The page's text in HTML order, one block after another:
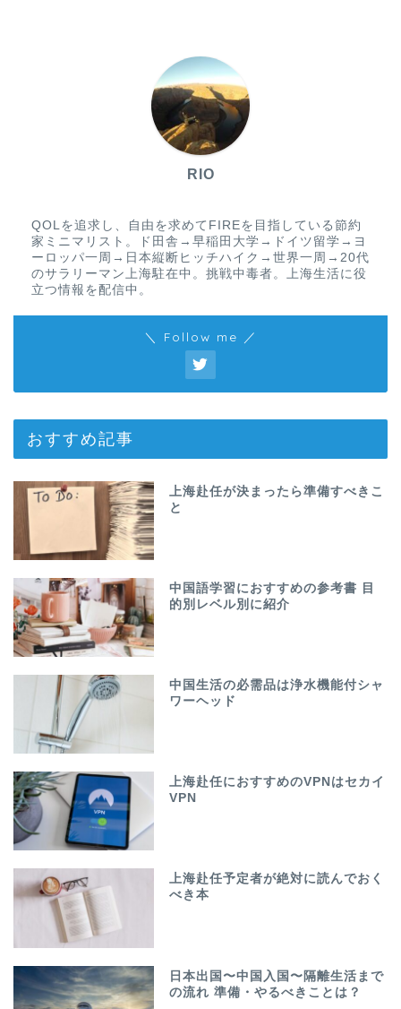
RIO
QOLを追求し、自由を求めてFIREを目指している節約
家ミニマリスト。ド田舎→早稲田大学→ドイツ留学→ヨ
ーロッパ一周→日本縦断ヒッチハイク→世界一周→20代
のサラリーマン上海駐在中。挑戦中毒者。上海生活に役
立つ情報を配信中。
＼ Follow me ／
おすすめ記事
上海赴任が決まったら準備すべきこ
と
中国語学習におすすめの参考書 目
的別レベル別に紹介
中国生活の必需品は浄水機能付シャ
ワーヘッド
上海赴任におすすめのVPNはセカイ
VPN
上海赴任予定者が絶対に読んでおく
べき本
日本出国〜中国入国〜隔離生活まで
の流れ 準備・やるべきことは？